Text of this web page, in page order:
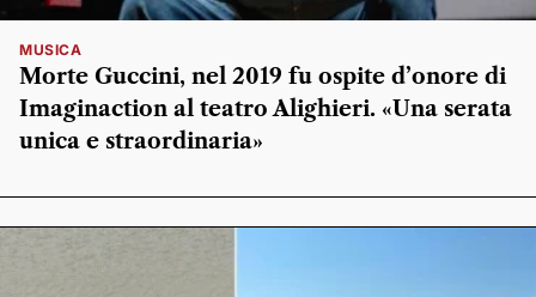
MUSICA
Morte Guccini, nel 2019 fu ospite d’onore di
Imaginaction al teatro Alighieri. «Una serata
unica e straordinaria»